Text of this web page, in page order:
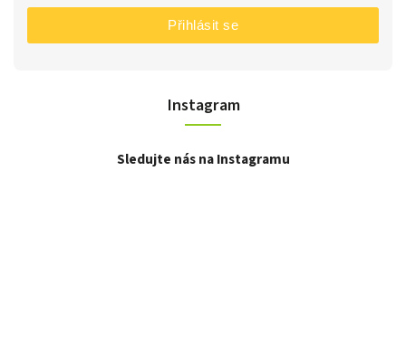
Instagram
Sledujte nás na Instagramu
Přihlásit se